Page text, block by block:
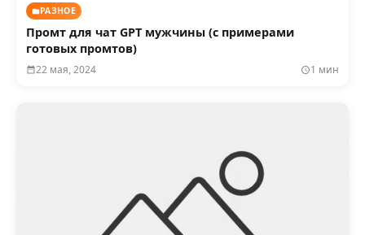
РАЗНОЕ
Промт для чат GPT мужчины (с примерами
готовых промтов)
22 мая, 2024 1 мин